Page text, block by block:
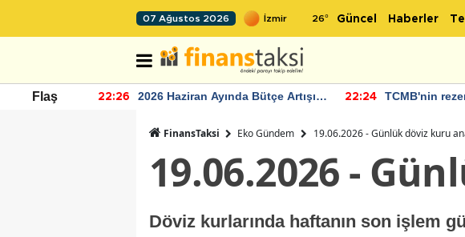
07 Ağustos 2026 26° Güncel Haberler
Flaş 22:26
2026 Haziran Ayında Bütçe Artışı
22:24
TCMB'nin
FinansTaksi Eko Gündem 19.06.2026 - Günlük döviz kuru
19.06.2026 -
Döviz kurlarında haftanın son işlem